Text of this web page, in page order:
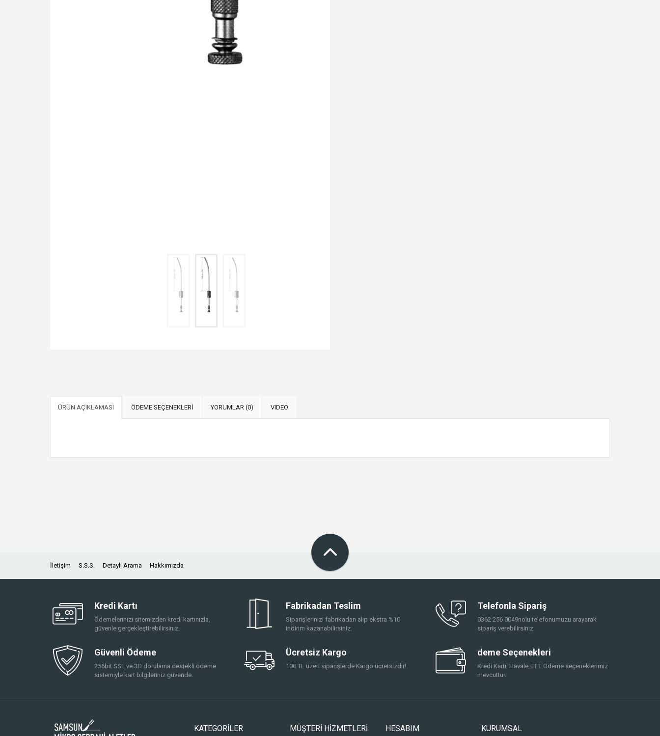
ÜRÜN AÇIKLAMASI ÖDEME SEÇENEKLERİ YORUMLAR (0) VIDEO
İletişim S.S.S. Detaylı Arama Hakkımızda
Kredi Kartı
Ödemelerinizi sitemizden kredi kartınızla,
güvenle gerçekleştirebilirsiniz.
Fabrikadan Teslim
Siparişlerinizi fabrikadan alıp ekstra %10
indirim kazanabilirsiniz.
Telefonla Sipariş
0362 256 0049nolu telefonumuzu arayarak
sipariş verebilirsiniz.
Güvenli Ödeme
256bit SSL ve 3D dorulama destekli ödeme
sistemiyle kart bilgileriniz güvende.
Ücretsiz Kargo
100 TL üzeri siparişlerde Kargo ücretsizdir!
deme Seçenekleri
Kredi Kartı, Havale, EFT Ödeme seçeneklerimiz
mevcuttur.
KATEGORİLER MÜŞTERİ HİZMETLERİ HESABIM KURUMSAL